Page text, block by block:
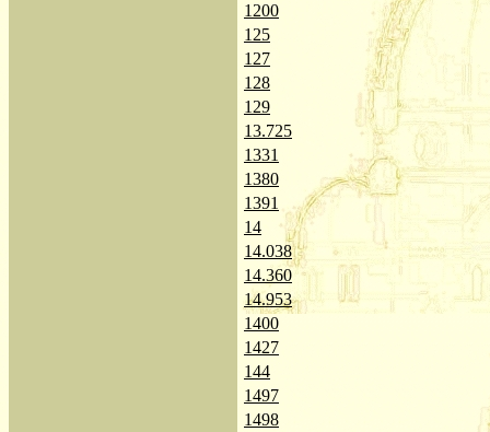
1200
125
127
128
129
13.725
1331
1380
1391
14
14.038
14.360
14.953
1400
1427
144
1497
1498